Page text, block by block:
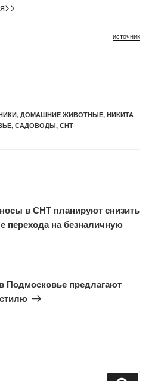
источник
, ДОМАШНИЕ ЖИВОТНЫЕ, НИКИТА
, САДОВОДЫ, СНТ
в СНТ планируют снизить
перехода на безналичную
Подмосковье предлагают